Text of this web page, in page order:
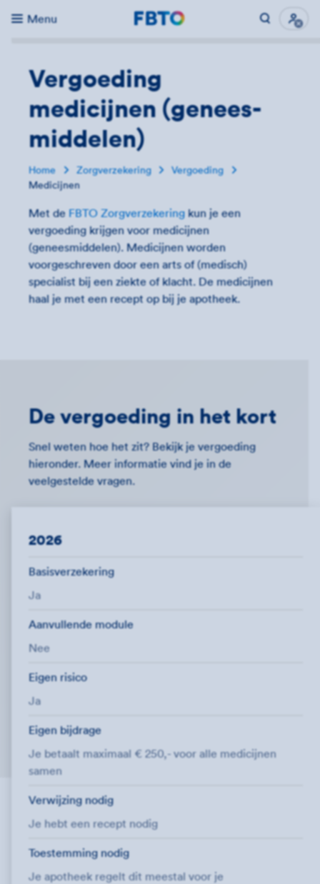
Menu
Direct naar...
Vergoeding
medicijnen (genees­
middelen)
Home Zorgverzekering
Vergoeding
Medicijnen
Met deFBTO Zorgverzekeringkun je een
vergoeding krijgen voor medicijnen
(geneesmiddelen). Medicijnen worden
voorgeschreven door een arts of (medisch)
specialist bij een ziekte of klacht. De medicijnen
haal je met een recept op bij je apotheek.
De vergoeding in het kort
Snel weten hoe het zit? Bekijk je vergoeding
hieronder. Meer informatie vind je in de
veelgestelde vragen.
2026
Basisverzekering
Ja
Aanvullende module
Nee
Eigen risico
Ja
Eigen bijdrage
Je betaalt maximaal € 250,- voor alle medicijnen
samen
Verwijzing nodig
Je hebt een recept nodig
Toestemming nodig
Je apotheek regelt dit meestal voor je